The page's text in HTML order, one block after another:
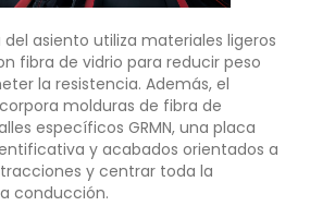
asiento utiliza materiales ligeros
fibra de vidrio para reducir peso
la resistencia. Además, el
molduras de fibra de
específicos GRMN, una placa
y acabados orientados a
y centrar toda la
conducción.